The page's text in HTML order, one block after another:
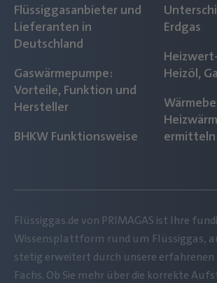
Flüssiggasanbieter und
Lieferanten in
Deutschland
Gaswärmepumpe:
Vorteile, Funktion und
Hersteller
BHKW Funktionsweise
Erdgas
Heizöl,
ermitteln
Flüssiggas.de von PRIMAGAS ist Ihre
Wissensplattform rund um Flüssiggas,
stetig erweitert durch unsere erfahrenen
Fachs. Ob Sie mehr über die korrekte